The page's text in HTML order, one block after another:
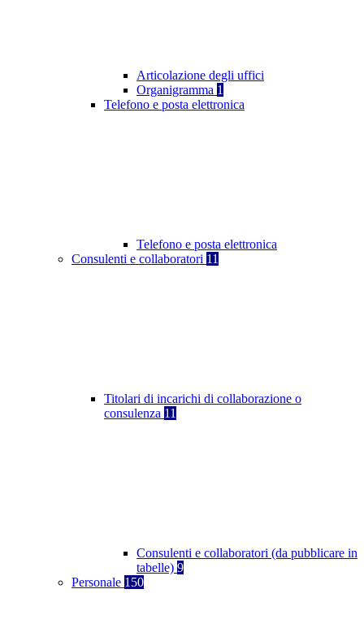
Articolazione degli uffici
Organigramma 1
Telefono e posta elettronica
Telefono e posta elettronica
Consulenti e collaboratori 11
Titolari di incarichi di collaborazione o
consulenza 11
Consulenti e collaboratori (da pubblicare in
tabelle) 9
Personale 150